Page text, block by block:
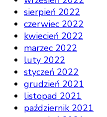
sierpień 2022
czerwiec 2022
kwiecień 2022
marzec 2022
luty 2022
styczeń 2022
grudzień 2021
listopad 2021
październik 2021